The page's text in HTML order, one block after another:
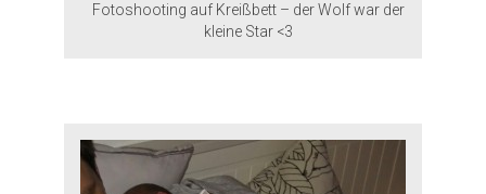
Fotoshooting auf Kreißbett – der Wolf war der
kleine Star <3